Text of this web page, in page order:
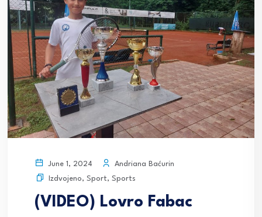
June 1, 2024
Andriana Baćurin
Izdvojeno, Sport, Sports
(VIDEO) Lovro Fabac